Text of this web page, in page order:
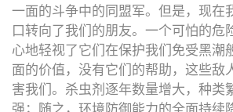
一面的斗争中的同盟军。但是，现在
口转向了我们的朋友。一个可怕的危
心地轻视了它们在保护我们免受黑潮
面的价值，没有它们的帮助，这些敌
害我们。杀虫剂逐年数量增大，种类